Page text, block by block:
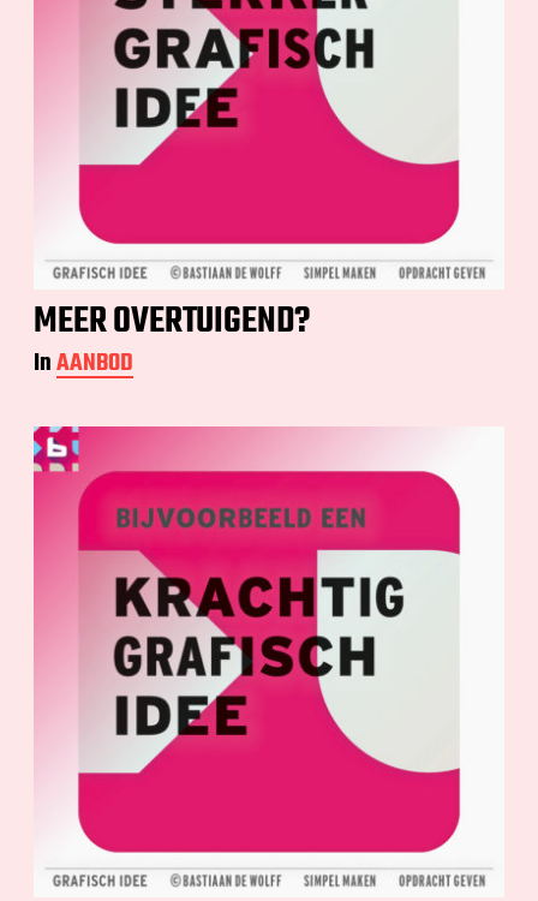
MEER OVERTUIGEND?
InAANBOD